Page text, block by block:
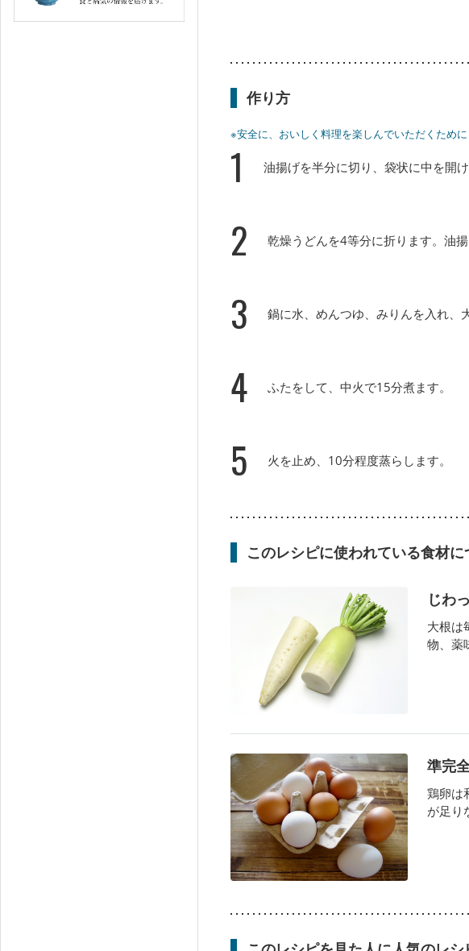
作り方
※安全に、おいしく料理を楽しんでいただくために
1 油揚げを半分に切り、袋状に中を開
2 乾燥うどんを4等分に折ります。油
3 鍋に水、めんつゆ、みりんを入れ、
4 ふたをして、中火で15分煮ます。
5 火を止め、10分程度蒸らします。
このレシピに使われている食材に
じわ
大根は
物、薬
準完
鶏卵は
が足り